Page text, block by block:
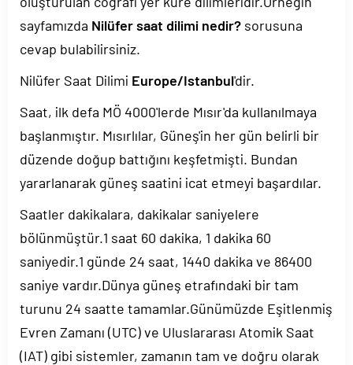
sayfamızda Nilüfer saat dilimi nedir? sorusuna
cevap bulabilirsiniz.
Nilüfer Saat Dilimi Europe/Istanbul'dir.
Saat, ilk defa MÖ 4000'lerde Mısır'da kullanılmaya
başlanmıştır. Mısırlılar, Güneş'in her gün belirli bir
düzende doğup battığını keşfetmişti. Bundan
yararlanarak güneş saatini icat etmeyi başardılar.
Saatler dakikalara, dakikalar saniyelere
bölünmüştür.1 saat 60 dakika, 1 dakika 60
saniyedir.1 günde 24 saat, 1440 dakika ve 86400
saniye vardır.Dünya güneş etrafındaki bir tam
turunu 24 saatte tamamlar.Günümüzde Eşitlenmiş
Evren Zamanı (UTC) ve Uluslararası Atomik Saat
(IAT) gibi sistemler, zamanın tam ve doğru olarak